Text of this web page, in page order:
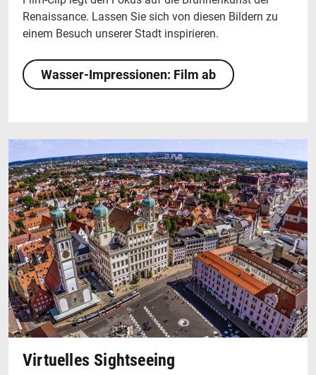
Renaissance. Lassen Sie sich von diesen Bildern zu
einem Besuch unserer Stadt inspirieren.
Wasser-Impressionen: Film ab
Virtuelles Sightseeing